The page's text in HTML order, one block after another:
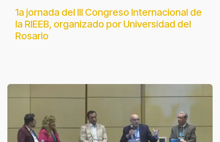
1a jornada del III Congreso Internacional de
la RIEEB, organizado por Universidad del
Rosario